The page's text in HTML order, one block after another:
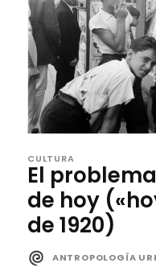
CULTURA
El
de hoy
de 1920)
ANTROPOLOGÍA